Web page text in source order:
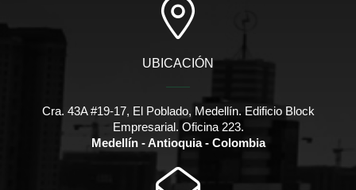
UBICACIÓN
Cra. 43A #19-17, El Poblado, Medellín. Edificio Block
Empresarial. Oficina 223.
Medellín - Antioquia - Colombia